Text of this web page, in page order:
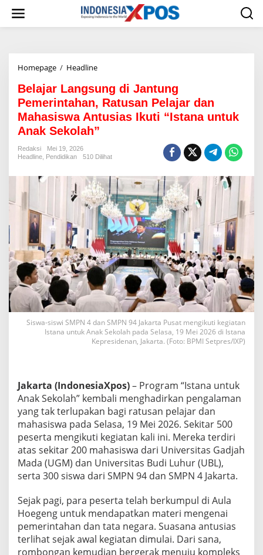
w
Homepage / Headline
l
j
a
r
a
n
s
u
n
g
d
i
J
a
n
u
n
g
P
e
m
n
t
a
h
a
n
R
a
t
s
a
P
e
Belajar Langsung di Jantung
Pemerintahan, Ratusan Pelajar dan
Mahasiswa Antusias Ikuti “Istana untuk
Anak Sekolah”
Redaksi
Mei 19, 2026
Headline Pendidikan 510 Dilihat
Siswa-siswi SMPN 4 dan SMPN 94 Jakarta Pusat mengikuti kegiatan
Istana untuk Anak Sekolah pada Selasa, 19 Mei 2026 di Istana
Kepresidenan, Jakarta. (Foto: BPMI Setpres/IXP)
Jakarta (IndonesiaXpos)– Program “Istana untuk
Anak Sekolah” kembali menghadirkan pengalaman
yang tak terlupakan bagi ratusan pelajar dan
mahasiswa pada Selasa, 19 Mei 2026. Sekitar 500
peserta mengikuti kegiatan kali ini. Mereka terdiri
atas sekitar 200 mahasiswa dari Universitas Gadjah
Mada (UGM) dan Universitas Budi Luhur (UBL),
serta 300 siswa dari SMPN 94 dan SMPN 4 Jakarta.
Sejak pagi, para peserta telah berkumpul di Aula
Hoegeng untuk mendapatkan materi mengenai
pemerintahan dan tata negara. Suasana antusias
terlihat sejak awal kegiatan dimulai. Dari sana,
rombongan kemudian bergerak menuju kompleks